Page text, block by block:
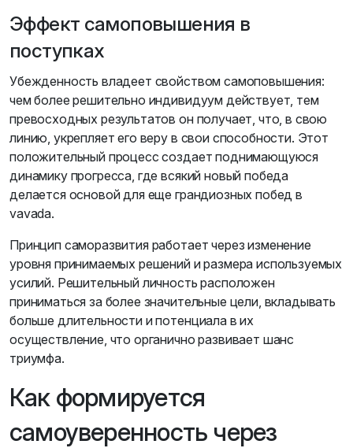
Эффект самоповышения в
поступках
Убежденность владеет свойством самоповышения:
чем более решительно индивидуум действует, тем
превосходных результатов он получает, что, в свою
линию, укрепляет его веру в свои способности. Этот
положительный процесс создает поднимающуюся
динамику прогресса, где всякий новый победа
делается основой для еще грандиозных побед в
vavada.
Принцип саморазвития работает через изменение
уровня принимаемых решений и размера используемых
усилий. Решительный личность расположен
приниматься за более значительные цели, вкладывать
больше длительности и потенциала в их
осуществление, что органично развивает шанс
триумфа.
Как формируется
самоуверенность через